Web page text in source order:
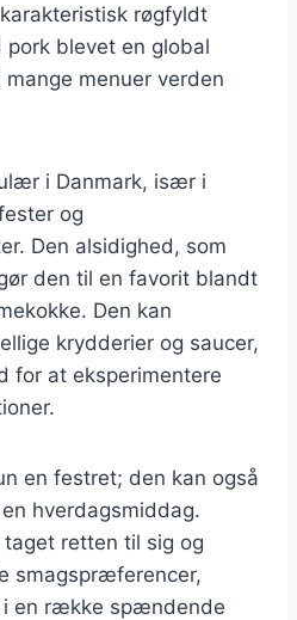
røgfyldt
pork blevet en global
menuer verden
i Danmark, især i
og
Den alsidighed, som
den til en favorit blandt
Den kan
krydderier og saucer,
for at eksperimentere
en festret; den kan også
hverdagsmiddag.
retten til sig og
smagspræferencer,
i en række spændende